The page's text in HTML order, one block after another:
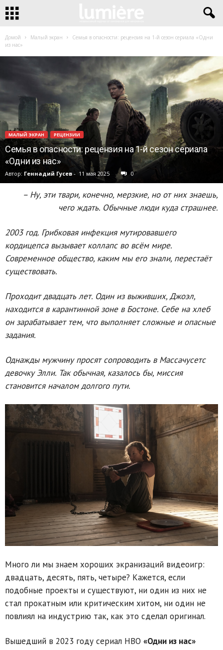
Домой Малый экран
Семья в опасности: рецензия на 1-й сезон сериала «Одни
из нас»
МАЛЫЙ ЭКРАН РЕЦЕНЗИИ
Семья в опасности: рецензия на 1-й сезон сериала
«Одни из нас»
Автор: Геннадий Гусев - 11 мая 2025 0
– Ну, эти твари, конечно, мерзкие, но от них знаешь,
чего ждать. Обычные люди куда страшнее.
2003 год. Грибковая инфекция мутировавшего
кордицепса вызывает коллапс во всём мире.
Современное общество, каким мы его знали, перестаёт
существовать.
Проходит двадцать лет. Один из выживших, Джоэл,
находится в карантинной зоне в Бостоне. Себе на хлеб
он зарабатывает тем, что выполняет сложные и опасные
задания.
Однажды мужчину просят сопроводить в Массачусетс
девочку Элли. Так обычная, казалось бы, миссия
становится началом долгого пути.
Много ли мы знаем хороших экранизаций видеоигр:
двадцать, десять, пять, четыре? Кажется, если
подобные проекты и существуют, ни один из них не
стал прокатным или критическим хитом, ни один не
повлиял на индустрию так, как это сделал оригинал.
Вышедший в 2023 году сериал HBO «Одни из нас»